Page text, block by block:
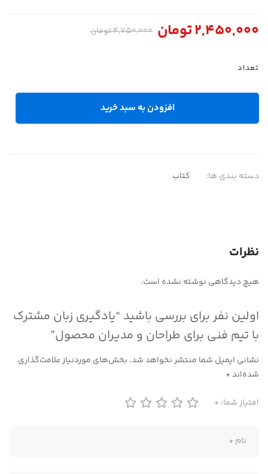
2,450,000تومان 4,750,000تومان
تعداد
افزودن به سبد خرید
دسته بندی ها: کتاب
نظرات
هیچ دیدگاهی نوشته نشده است.
اولین نفر برای بررسی باشید “یادگیری زبان مشترک
با تیم فنی برای طراحان و مدیران محصول”
نشانی ایمیل شما منتشر نخواهد شد. بخش‌های موردنیاز علامت‌گذاری
شده‌اند*
امتیاز شما: *